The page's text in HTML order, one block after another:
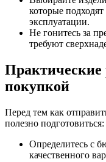
которые
эксплуатации.
Не гонитесь за
требуют
Практические
покупкой
Перед тем как
полезно подготовиться:
Определитесь с
качественного